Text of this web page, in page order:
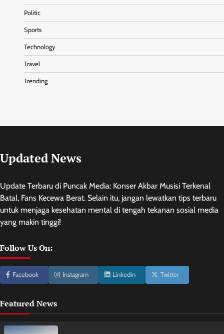
Politic
Sports
Technology
Travel
Trending
Updated News
Update Terbaru di Puncak Media: Konser Akbar Musisi Terkenal
Batal, Fans Kecewa Berat. Selain itu, jangan lewatkan tips terbaru
untuk menjaga kesehatan mental di tengah tekanan sosial media
yang makin tinggi!
Follow Us On:
Facebook Instagram Linkedin Twitter
Featured News